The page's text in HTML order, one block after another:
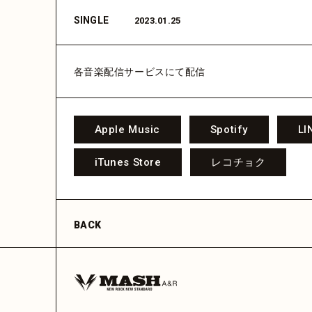
SINGLE 2023.01.25
各音楽配信サービスにて配信
Apple Music Spotify
iTunes Store レコチョク
BACK